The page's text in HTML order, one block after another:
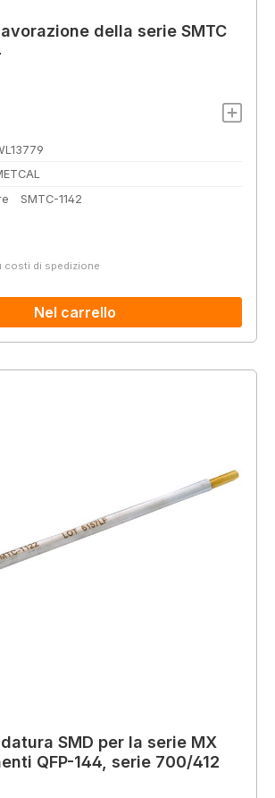
della serie SMTC
SMTC-1142
costi di spedizione
Nel carrello
SMD per la serie MX
QFP-144, serie 700/412